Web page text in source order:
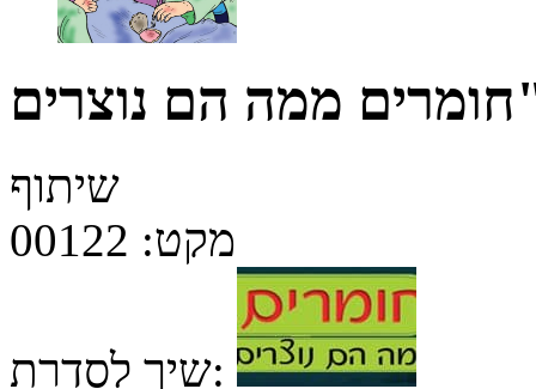
שיתוף
מקט: 00122
שיך לסדרת: